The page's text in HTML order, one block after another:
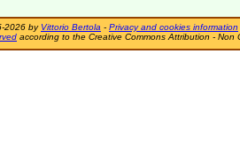
2026 by Vittorio Bertola - Privacy and cookies information
according to the Creative Commons Attribution - Non